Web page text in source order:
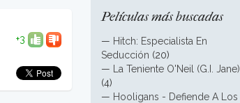
+3
Películas más buscadas
— Hitch: Especialista En
Seducción (20)
—
La Teniente O'Neil (G.I. Jane)
(4)
— Hooligans - Defiende A Los